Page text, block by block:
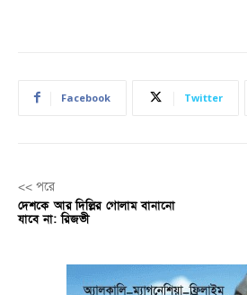
Facebook Twitter
<< পরে
দেশকে আর দিল্লির গোলাম বানানো
যাবে না: রিজভী